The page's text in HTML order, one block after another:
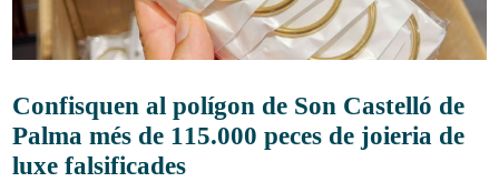
Confisquen al polígon de Son Castelló de
Palma més de 115.000 peces de joieria de
luxe falsificades